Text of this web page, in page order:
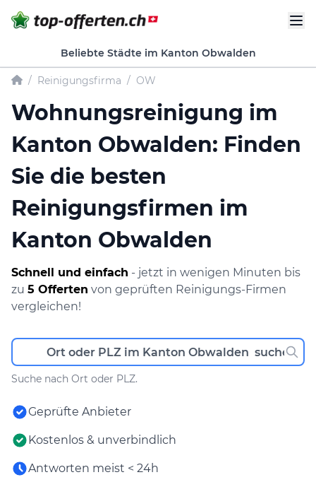
Beliebte Städte im Kanton Obwalden
/ Reinigungsfirma / OW
Wohnungsreinigung im
Kanton Obwalden: Finden
Sie die besten
Reinigungsfirmen im
Kanton Obwalden
Schnell und einfach - jetzt in wenigen Minuten bis
zu 5 Offerten von geprüften Reinigungs-Firmen
vergleichen!
Suche nach Ort oder PLZ.
Geprüfte Anbieter
Kostenlos & unverbindlich
Antworten meist < 24h